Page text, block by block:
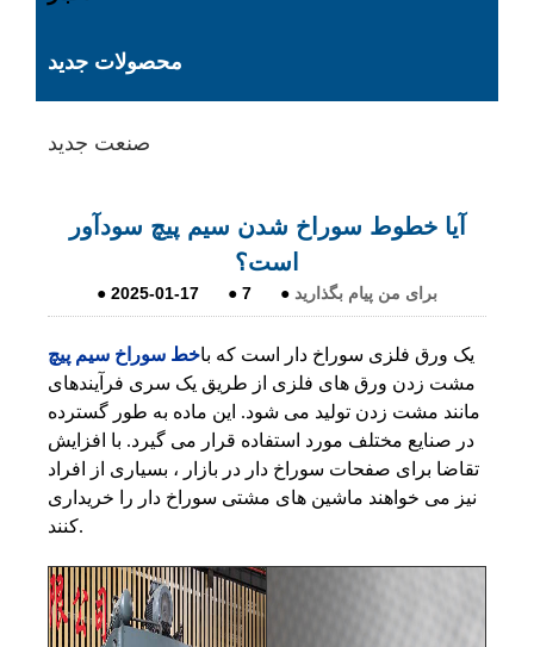
محصولات جدید
صنعت جدید
آیا خطوط سوراخ شدن سیم پیچ سودآور
است؟
● 2025-01-17 ● 7 ● برای من پیام بگذارید
خط سوراخ سیم پیچیک ورق فلزی سوراخ دار است که با
مشت زدن ورق های فلزی از طریق یک سری فرآیندهای
مانند مشت زدن تولید می شود. این ماده به طور گسترده
در صنایع مختلف مورد استفاده قرار می گیرد. با افزایش
تقاضا برای صفحات سوراخ دار در بازار ، بسیاری از افراد
نیز می خواهند ماشین های مشتی سوراخ دار را خریداری
کنند.